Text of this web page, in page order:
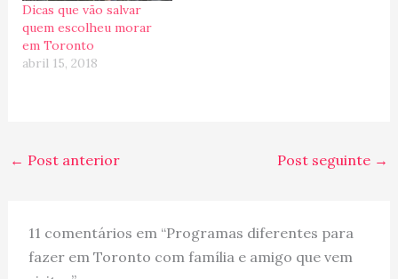
Dicas que vão salvar
quem escolheu morar
em Toronto
abril 15, 2018
← Post anterior Post seguinte →
11 comentários em “Programas diferentes para
fazer em Toronto com família e amigo que vem